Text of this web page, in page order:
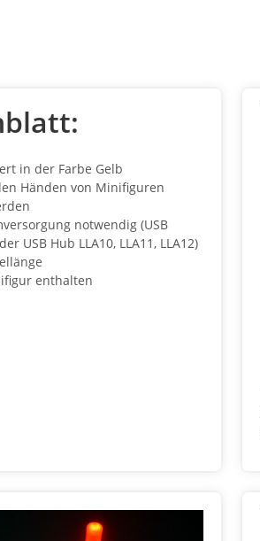
in der Farbe Gelb
Händen von Minifiguren
notwendig (USB
USB Hub LLA10, LLA11, LLA12)
enthalten